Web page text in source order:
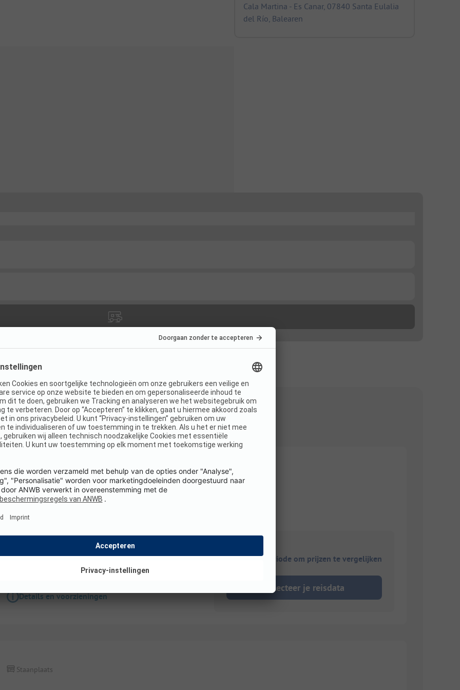
Cala Martina - Es Canar, 07840 Santa Eulalia
del Río, Balearen
(12)
Standplaats Overland
Staanplaats
WiFi
Details en voorzieningen
Kies je reisperiode om prijzen te vergelijken
Selecteer je reisdata
Staanplaats